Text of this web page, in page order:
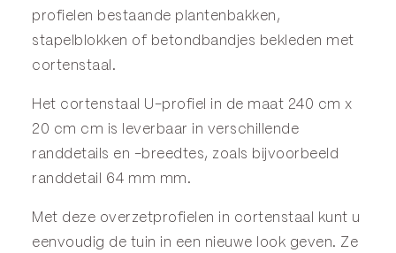
profielen bestaande plantenbakken,
stapelblokken of betondbandjes bekleden met
cortenstaal.
Het cortenstaal U-profiel in de maat 240 cm x
20 cm cm is leverbaar in verschillende
randdetails en -breedtes, zoals bijvoorbeeld
randdetail 64 mm mm.
Met deze overzetprofielen in cortenstaal kunt u
eenvoudig de tuin in een nieuwe look geven. Ze